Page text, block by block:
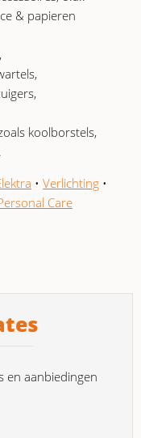
& papieren
koolborstels,
• Verlichting •
Care
en aanbiedingen